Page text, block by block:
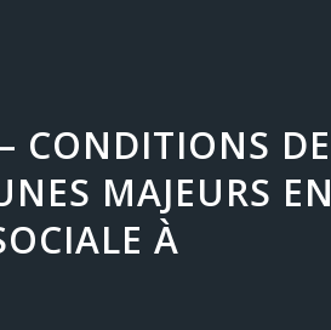
CONDITIONS DE
MAJEURS EN
À